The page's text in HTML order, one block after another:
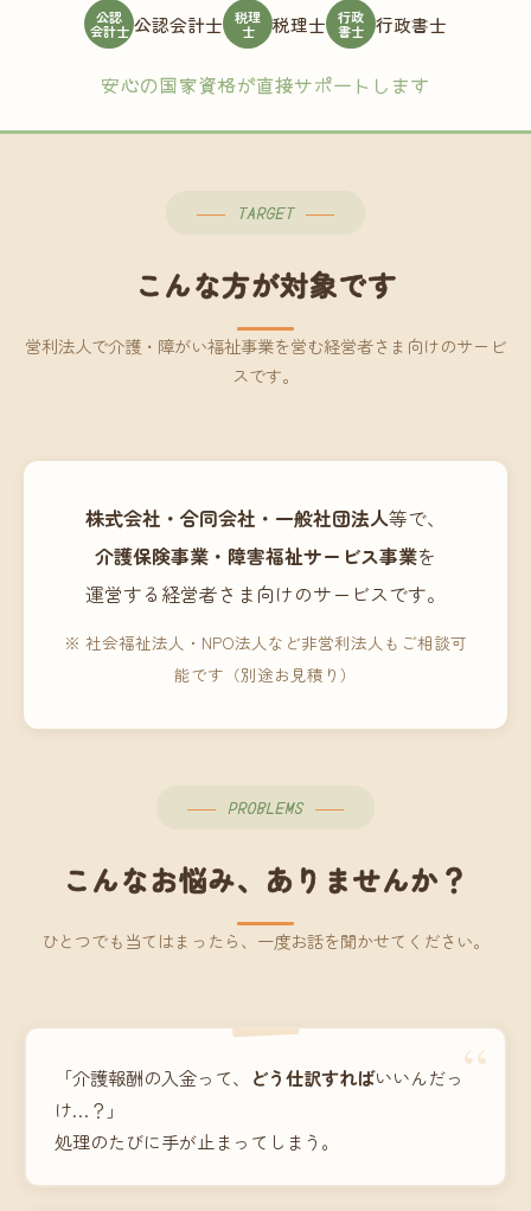
公認
会計士 公認会計士 税理
士 税理士 行政
書士 行政書士
安心の国家資格が直接サポートします
TARGET
こんな方が対象です
営利法人で介護・障がい福祉事業を営む経営者さま向けのサービ
スです。
株式会社・合同会社・一般社団法人等で、
介護保険事業・障害福祉サービス事業を
運営する経営者さま向けのサービスです。
※ 社会福祉法人・NPO法人など非営利法人もご相談可
能です（別途お見積り）
PROBLEMS
こんなお悩み、ありませんか？
ひとつでも当てはまったら、一度お話を聞かせてください。
“
「介護報酬の入金って、 どう仕訳すればいいんだっ
け…？」
処理のたびに手が止まってしまう。